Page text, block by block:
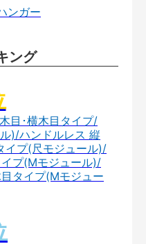
ンガー
ング
目･横木目タイプ/
)/ハンドルレス 縦
イプ(尺モジュール)/
プ(Mモジュール)/
タイプ(Mモジュー